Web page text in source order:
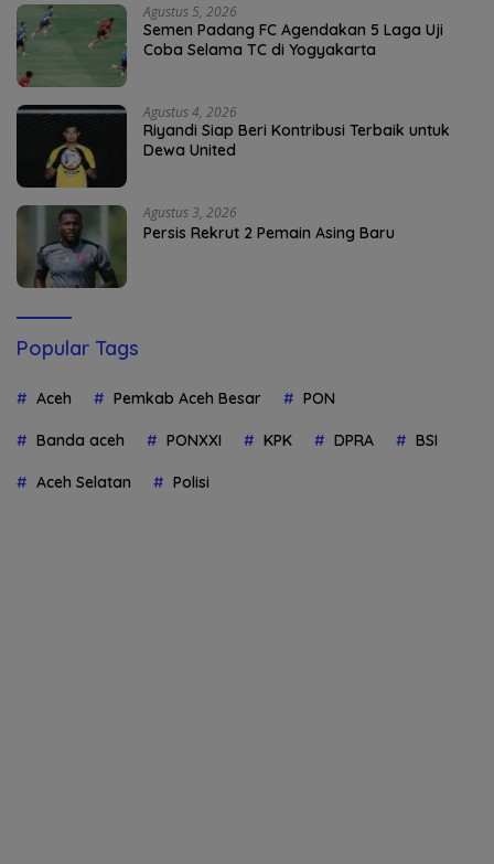
Agustus 5, 2026
Semen Padang FC Agendakan 5 Laga Uji
Coba Selama TC di Yogyakarta
Agustus 4, 2026
Riyandi Siap Beri Kontribusi Terbaik untuk
Dewa United
Agustus 3, 2026
Persis Rekrut 2 Pemain Asing Baru
Popular Tags
Aceh Pemkab Aceh Besar PON
Banda aceh PONXXI KPK DPRA BSI
Aceh Selatan Polisi